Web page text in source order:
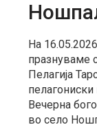
На
празнуваме
Пелагија
Вечерна
во село